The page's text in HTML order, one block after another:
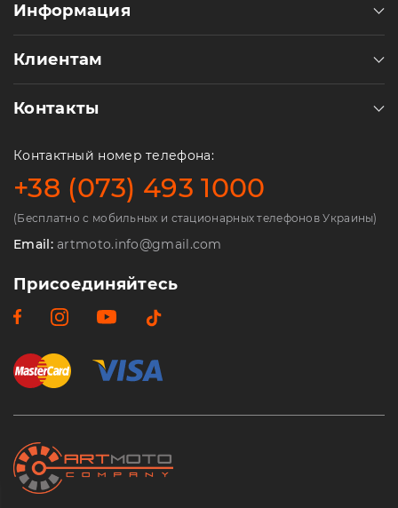
Информация
Клиентам
Контакты
Контактный номер телефона:
+38 (073) 493 1000
(Бесплатно с мобильных и стационарных телефонов Украины)
Email:artmoto.info@gmail.com
Присоединяйтесь